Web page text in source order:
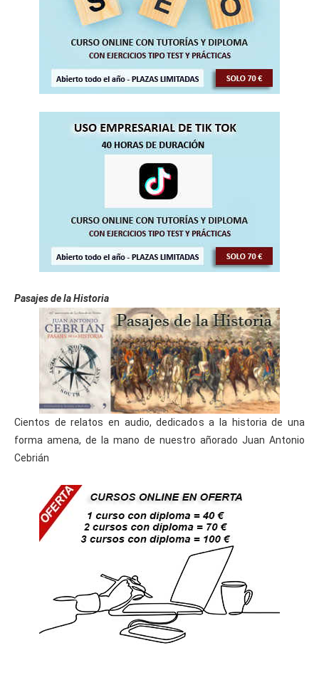
Pasajes de la Historia
Cientos de relatos en audio, dedicados a la historia de una
forma amena, de la mano de nuestro añorado Juan Antonio
Cebrián